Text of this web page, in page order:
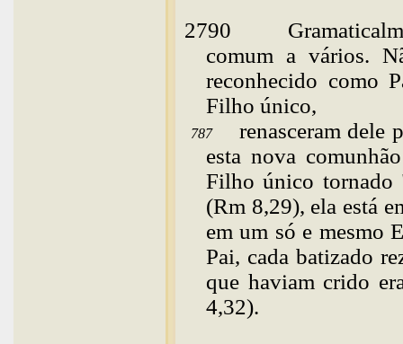
2790
comum a vários.
reconhecido como
Filho único,
787renasceram dele
esta nova
Filho único tornado
(Rm 8,29), ela está
em um só e mesmo
Pai, cada batizado
que haviam crido
4,32).